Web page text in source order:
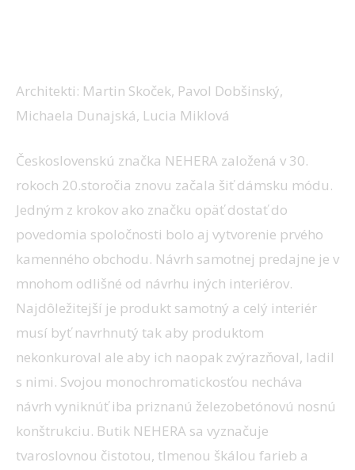
Architekti: Martin Skoček, Pavol Dobšinský,
Michaela Dunajská, Lucia Miklová
Československú značka NEHERA založená v 30.
rokoch 20.storočia znovu začala šiť dámsku módu.
Jedným z krokov ako značku opäť dostať do
povedomia spoločnosti bolo aj vytvorenie prvého
kamenného obchodu. Návrh samotnej predajne je v
mnohom odlišné od návrhu iných interiérov.
Najdôležitejší je produkt samotný a celý interiér
musí byť navrhnutý tak aby produktom
nekonkuroval ale aby ich naopak zvýrazňoval, ladil
s nimi. Svojou monochromatickosťou necháva
návrh vyniknúť iba priznanú železobetónovú nosnú
konštrukciu. Butik NEHERA sa vyznačuje
tvaroslovnou čistotou, tlmenou škálou farieb a